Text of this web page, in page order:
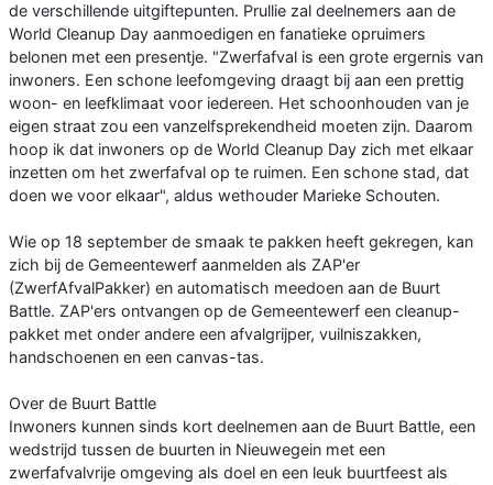
de verschillende uitgiftepunten. Prullie zal deelnemers aan de
World Cleanup Day aanmoedigen en fanatieke opruimers
belonen met een presentje. "Zwerfafval is een grote ergernis van
inwoners. Een schone leefomgeving draagt bij aan een prettig
woon- en leefklimaat voor iedereen. Het schoonhouden van je
eigen straat zou een vanzelfsprekendheid moeten zijn. Daarom
hoop ik dat inwoners op de World Cleanup Day zich met elkaar
inzetten om het zwerfafval op te ruimen. Een schone stad, dat
doen we voor elkaar", aldus wethouder Marieke Schouten.
Wie op 18 september de smaak te pakken heeft gekregen, kan
zich bij de Gemeentewerf aanmelden als ZAP'er
(ZwerfAfvalPakker) en automatisch meedoen aan de Buurt
Battle. ZAP'ers ontvangen op de Gemeentewerf een cleanup-
pakket met onder andere een afvalgrijper, vuilniszakken,
handschoenen en een canvas-tas.
Over de Buurt Battle
Inwoners kunnen sinds kort deelnemen aan de Buurt Battle, een
wedstrijd tussen de buurten in Nieuwegein met een
zwerfafvalvrije omgeving als doel en een leuk buurtfeest als